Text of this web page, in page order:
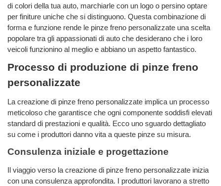
di colori della tua auto, marchiarle con un logo o persino optare
per finiture uniche che si distinguono. Questa combinazione di
forma e funzione rende le pinze freno personalizzate una scelta
popolare tra gli appassionati di auto che desiderano che i loro
veicoli funzionino al meglio e abbiano un aspetto fantastico.
Processo di produzione di pinze freno
personalizzate
La creazione di pinze freno personalizzate implica un processo
meticoloso che garantisce che ogni componente soddisfi elevati
standard di prestazioni e qualità. Ecco uno sguardo dettagliato
su come i produttori danno vita a queste pinze su misura.
Consulenza iniziale e progettazione
Il viaggio verso la creazione di pinze freno personalizzate inizia
con una consulenza approfondita. I produttori lavorano a stretto